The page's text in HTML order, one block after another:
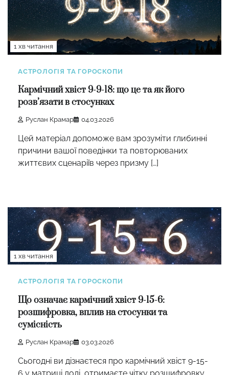
1 хв читання
АСТРОЛОГІЯ ТА ГОРОСКОПИ
Кармічний хвіст 9-9-18: що це та як його
розв’язати в стосунках
Руслан Крамар 04.03.2026
Цей матеріал допоможе вам зрозуміти глибинні
причини вашої поведінки та повторюваних
життєвих сценаріїв через призму […]
1 хв читання
АСТРОЛОГІЯ ТА ГОРОСКОПИ
Що означає кармічний хвіст 9-15-6:
розшифровка, вплив на стосунки та
сумісність
Руслан Крамар 03.03.2026
Сьогодні ви дізнаєтеся про кармічний хвіст 9-15-